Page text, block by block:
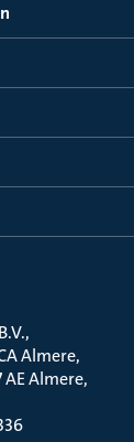
Almere
AE Almere